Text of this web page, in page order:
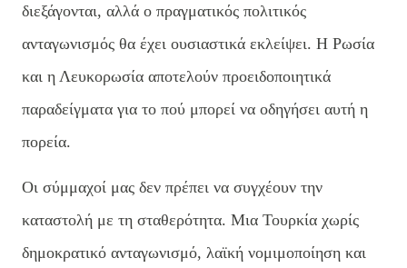
διεξάγονται, αλλά ο πραγματικός πολιτικός
ανταγωνισμός θα έχει ουσιαστικά εκλείψει. Η Ρωσία
και η Λευκορωσία αποτελούν προειδοποιητικά
παραδείγματα για το πού μπορεί να οδηγήσει αυτή η
πορεία.
Οι σύμμαχοί μας δεν πρέπει να συγχέουν την
καταστολή με τη σταθερότητα. Μια Τουρκία χωρίς
δημοκρατικό ανταγωνισμό, λαϊκή νομιμοποίηση και